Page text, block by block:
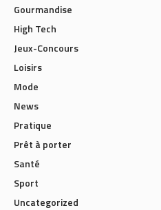
Gourmandise
High Tech
Jeux-Concours
Loisirs
Mode
News
Pratique
Prêt à porter
Santé
Sport
Uncategorized